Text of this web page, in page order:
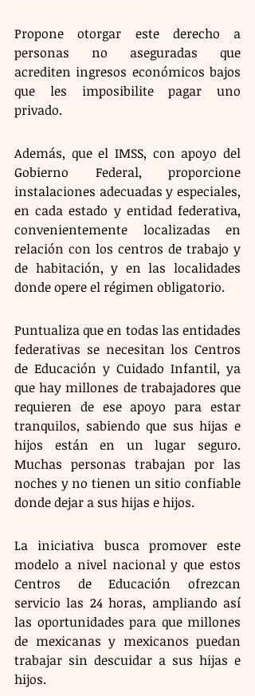
Propone otorgar este derecho a
personas no aseguradas que
acrediten ingresos económicos bajos
que les imposibilite pagar uno
privado.
Además, que el IMSS, con apoyo del
Gobierno Federal, proporcione
instalaciones adecuadas y especiales,
en cada estado y entidad federativa,
convenientemente localizadas en
relación con los centros de trabajo y
de habitación, y en las localidades
donde opere el régimen obligatorio.
Puntualiza que en todas las entidades
federativas se necesitan los Centros
de Educación y Cuidado Infantil, ya
que hay millones de trabajadores que
requieren de ese apoyo para estar
tranquilos, sabiendo que sus hijas e
hijos están en un lugar seguro.
Muchas personas trabajan por las
noches y no tienen un sitio confiable
donde dejar a sus hijas e hijos.
La iniciativa busca promover este
modelo a nivel nacional y que estos
Centros de Educación ofrezcan
servicio las 24 horas, ampliando así
las oportunidades para que millones
de mexicanas y mexicanos puedan
trabajar sin descuidar a sus hijas e
hijos.